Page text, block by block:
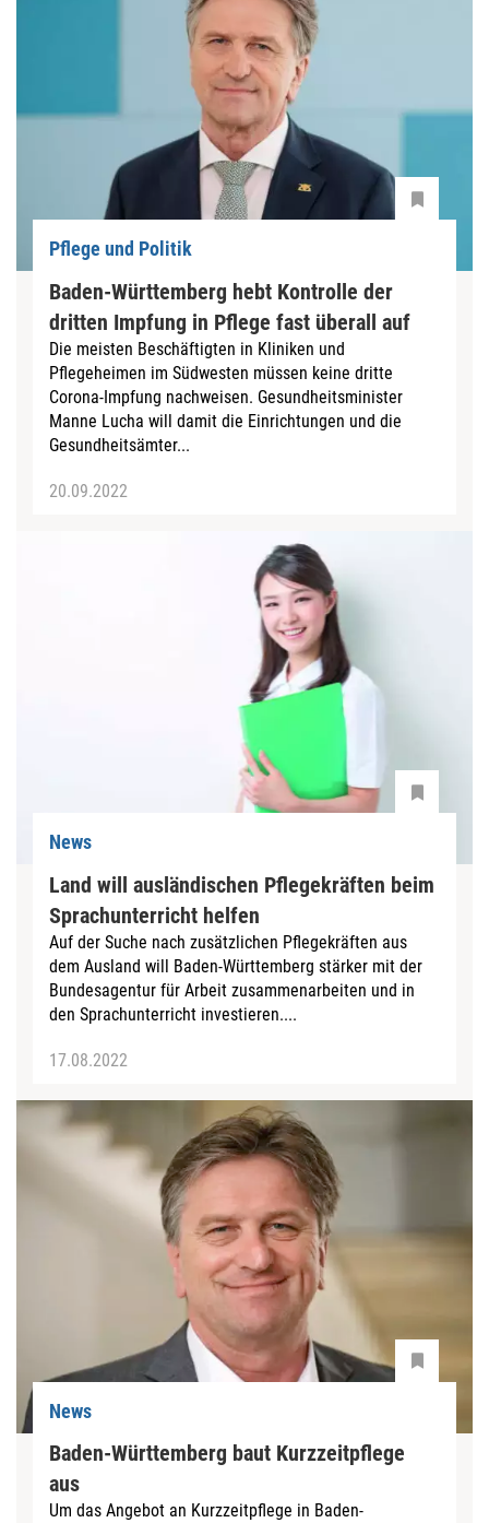
Pflege und Politik
Baden-Württemberg hebt Kontrolle der
dritten Impfung in Pflege fast überall auf
Die meisten Beschäftigten in Kliniken und
Pflegeheimen im Südwesten müssen keine dritte
Corona-Impfung nachweisen. Gesundheitsminister
Manne Lucha will damit die Einrichtungen und die
Gesundheitsämter...
20.09.2022
News
Land will ausländischen Pflegekräften beim
Sprachunterricht helfen
Auf der Suche nach zusätzlichen Pflegekräften aus
dem Ausland will Baden-Württemberg stärker mit der
Bundesagentur für Arbeit zusammenarbeiten und in
den Sprachunterricht investieren....
17.08.2022
News
Baden-Württemberg baut Kurzzeitpflege
aus
Um das Angebot an Kurzzeitpflege in Baden-